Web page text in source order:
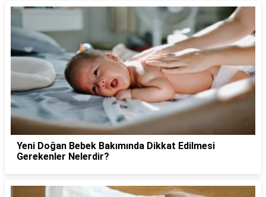
Yeni Doğan Bebek Bakımında Dikkat Edilmesi
Gerekenler Nelerdir?